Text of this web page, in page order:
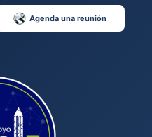
Agenda una reunión